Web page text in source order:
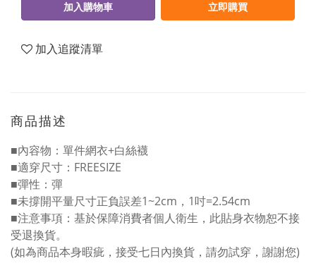
加入購物車 立即購買
加入追蹤清單
商品描述
■內容物：單件網衣+白絲襪
■適穿尺寸：FREESIZE
■彈性：彈
■未撐開平量尺寸正負誤差1~2cm，1吋=2.54cm
■注意事項：基於保障消費者個人衛生，此貼身衣物恕不接
受退換貨。
(如為商品本身暇疵，接受七日內換貨，請勿試穿，謝謝您)